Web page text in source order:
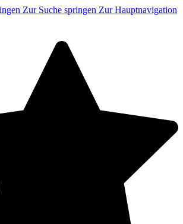
Zur Suche springen Zur Hauptnavigation